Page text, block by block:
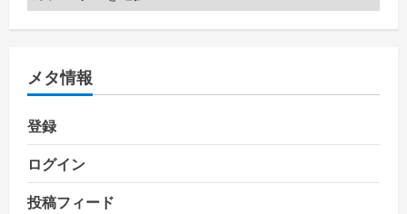
テ
ー
メタ情報
登録
ログイン
投稿フィード